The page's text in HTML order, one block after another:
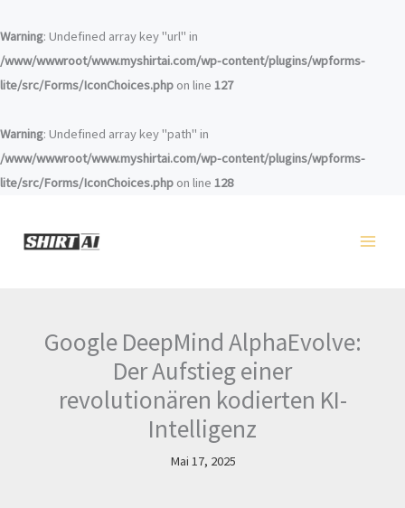
Warning: Undefined array key "url" in
/www/wwwroot/www.myshirtai.com/wp-content/plugins/wpforms-
lite/src/Forms/IconChoices.php on line 127
Warning: Undefined array key "path" in
/www/wwwroot/www.myshirtai.com/wp-content/plugins/wpforms-
lite/src/Forms/IconChoices.php on line 128
Inhalt
springen
Google DeepMind AlphaEvolve:
Der Aufstieg einer
revolutionären kodierten KI-
Intelligenz
Mai 17, 2025